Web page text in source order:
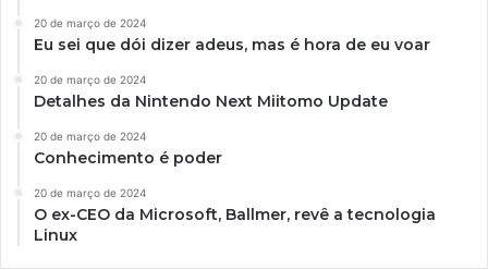
20 de março de 2024
Eu sei que dói dizer adeus, mas é hora de eu voar
20 de março de 2024
Detalhes da Nintendo Next Miitomo Update
20 de março de 2024
Conhecimento é poder
20 de março de 2024
O ex-CEO da Microsoft, Ballmer, revê a tecnologia
Linux